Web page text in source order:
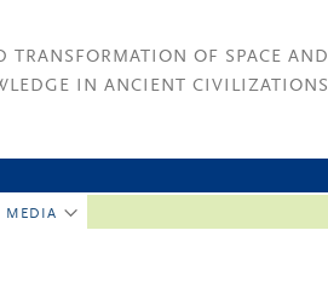
TRANSFORMATION OF SPACE AND
IN ANCIENT CIVILIZATIONS
MEDIA